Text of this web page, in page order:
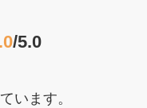
/5.0
います。